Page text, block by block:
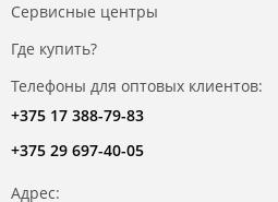
Сервисные центры
Где купить?
Телефоны для оптовых клиентов:
+375 17 388-79-83
+375 29 697-40-05
Адрес: